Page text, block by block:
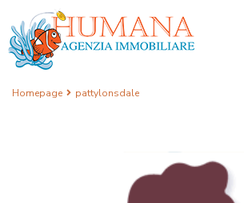
Homepage pattylonsdale